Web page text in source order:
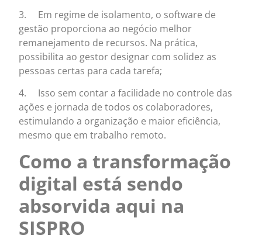
3. Em regime de isolamento, o software de
gestão proporciona ao negócio melhor
remanejamento de recursos. Na prática,
possibilita ao gestor designar com solidez as
pessoas certas para cada tarefa;
4. Isso sem contar a facilidade no controle das
ações e jornada de todos os colaboradores,
estimulando a organização e maior eficiência,
mesmo que em trabalho remoto.
Como a transformação
digital está sendo
absorvida aqui na
SISPRO